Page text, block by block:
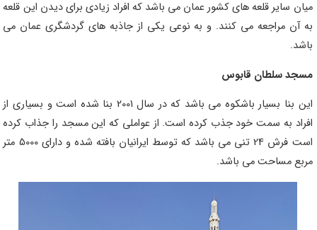
میان سایر قلعه های کشور عمان می باشد که افراد زیادی برای دیدن این قلعه
به آن مراجعه می کنند. و به نوعی یکی ازجاذبه های گردشگری عمان می
باشد.
مسجد سلطان قابوس
این بنا بسیار باشکوه می باشد که در سال 2001 بنا شده است و بسیاری از
افراد به سمت خود جذب کرده است. از عواملی که این مسجد را جذاب کرده
است فرش 24 تنی می باشد که توسط ایرانیان بافته شده و دارای 5000 متر
مربع مساحت می باشد.